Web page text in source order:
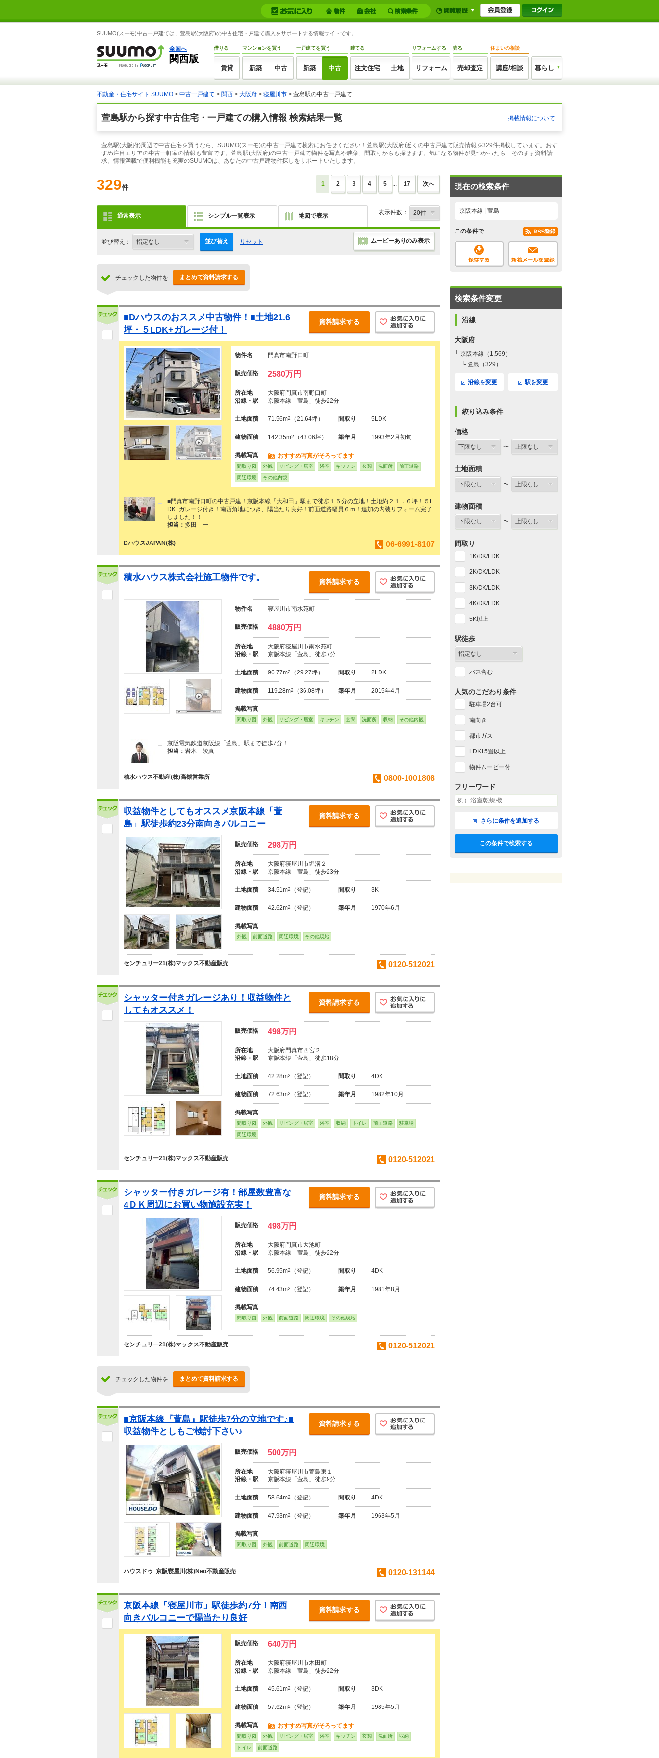
SUUMO(スーモ)中古一戸建ては、萱島駅(大阪府)の中古住宅・戸建て購入をサポートする情報サイトです。
全国へ
関西版
借りる
賃貸
マンションを買う
新築 中古
一戸建てを買う
新築 中古
建てる
注文住宅 土地
リフォームする
リフォーム
売る
売却査定
住まいの相談
講座/相談 暮らし
不動産・住宅サイト SUUMO > 中古一戸建て > 関西 > 大阪府 > 寝屋川市 > 萱島駅の中古一戸建て
萱島駅から探す中古住宅・一戸建ての購入情報 検索結果一覧 掲載情報について
萱島駅(大阪府)周辺で中古住宅を買うなら、SUUMO(スーモ)の中古一戸建て検索にお任せください！萱島駅(大阪府)近くの中古戸建て販売情報を329件掲載しています。おす
すめ注目エリアの中古一軒家の情報も豊富です。萱島駅(大阪府)の中古一戸建て物件を写真や映像、間取りからも探せます。気になる物件が見つかったら、そのまま資料請
求。情報満載で便利機能も充実のSUUMOは、あなたの中古戸建物件探しをサポートいたします。
329件 1 2 3 4 5 ... 17 次へ
通常表示 シンプル一覧表示 地図で表示 表示件数：
並び替え： 並び替え リセット ムービーありのみ表示
チェックした物件を まとめて資料請求する
■Dハウスのおススメ中古物件！■土地21.6
坪・５LDK+ガレージ付！
資料請求する
物件名 門真市南野口町
販売価格 2580万円
所在地
大阪府門真市南野口町
沿線・駅
京阪本線「萱島」徒歩22分
土地面積 71.56m2 （21.64坪） 間取り 5LDK
建物面積 142.35m2 （43.06坪） 築年月 1993年2月初旬
掲載写真 おすすめ写真がそろってます
間取り図 外観 リビング・居室 浴室 キッチン 玄関 洗面所 前面道路
周辺環境 その他内観
■門真市南野口町の中古戸建！京阪本線「大和田」駅まで徒歩１５分の立地！土地約２１．６坪！５L
DK+ガレージ付き！南西角地につき、陽当たり良好！前面道路幅員６ｍ！追加の内装リフォーム完了
しました！！
担当： 多田 一
DハウスJAPAN(株) 06-6991-8107
積水ハウス株式会社施工物件です。 資料請求する
物件名 寝屋川市南水苑町
販売価格 4880万円
所在地
大阪府寝屋川市南水苑町
沿線・駅
京阪本線「萱島」徒歩7分
土地面積 96.77m2 （29.27坪） 間取り 2LDK
建物面積 119.28m2 （36.08坪） 築年月 2015年4月
掲載写真
間取り図 外観 リビング・居室 キッチン 玄関 洗面所 収納 その他内観
京阪電気鉄道京阪線「萱島」駅まで徒歩7分！
担当： 岩木 陵真
積水ハウス不動産(株)高槻営業所 0800-1001808
収益物件としてもオススメ京阪本線「萱
島」駅徒歩約23分南向きバルコニー
資料請求する
販売価格 298万円
所在地
大阪府寝屋川市堀溝２
沿線・駅
京阪本線「萱島」徒歩23分
土地面積 34.51m2 （登記） 間取り 3K
建物面積 42.62m2 （登記） 築年月 1970年6月
掲載写真
外観 前面道路 周辺環境 その他現地
センチュリー21(株)マックス不動産販売 0120-512021
シャッター付きガレージあり！収益物件と
してもオススメ！
資料請求する
販売価格 498万円
所在地
大阪府門真市四宮２
沿線・駅
京阪本線「萱島」徒歩18分
土地面積 42.28m2 （登記） 間取り 4DK
建物面積 72.63m2 （登記） 築年月 1982年10月
掲載写真
間取り図 外観 リビング・居室 浴室 収納 トイレ 前面道路 駐車場
周辺環境
センチュリー21(株)マックス不動産販売 0120-512021
シャッター付きガレージ有！部屋数豊富な
4ＤＫ周辺にお買い物施設充実！
資料請求する
販売価格 498万円
所在地
大阪府門真市大池町
沿線・駅
京阪本線「萱島」徒歩22分
土地面積 56.95m2 （登記） 間取り 4DK
建物面積 74.43m2 （登記） 築年月 1981年8月
掲載写真
間取り図 外観 前面道路 周辺環境 その他現地
センチュリー21(株)マックス不動産販売 0120-512021
チェックした物件を まとめて資料請求する
■京阪本線『萱島』駅徒歩7分の立地です♪■
収益物件としもご検討下さい♪
資料請求する
販売価格 500万円
所在地
大阪府寝屋川市萱島東１
沿線・駅
京阪本線「萱島」徒歩9分
土地面積 58.64m2 （登記） 間取り 4DK
建物面積 47.93m2 （登記） 築年月 1963年5月
掲載写真
間取り図 外観 前面道路 周辺環境
ハウスドゥ 京阪寝屋川(株)Neo不動産販売 0120-131144
京阪本線「寝屋川市」駅徒歩約7分！南西
向きバルコニーで陽当たり良好
資料請求する
販売価格 640万円
所在地
大阪府寝屋川市木田町
沿線・駅
京阪本線「萱島」徒歩22分
土地面積 45.61m2 （登記） 間取り 3DK
建物面積 57.62m2 （登記） 築年月 1985年5月
掲載写真 おすすめ写真がそろってます
間取り図 外観 リビング・居室 浴室 キッチン 玄関 洗面所 収納
トイレ 前面道路
現在の検索条件
京阪本線 | 萱島
この条件で
検索条件変更
沿線
大阪府
└ 京阪本線（1,569）
└ 萱島（329）
沿線を変更 駅を変更
絞り込み条件
価格
〜
土地面積
〜
建物面積
〜
間取り
1K/DK/LDK
2K/DK/LDK
3K/DK/LDK
4K/DK/LDK
5K以上
駅徒歩
バス含む
人気のこだわり条件
駐車場2台可
南向き
都市ガス
LDK15畳以上
物件ムービー付
フリーワード
さらに条件を追加する
この条件で検索する